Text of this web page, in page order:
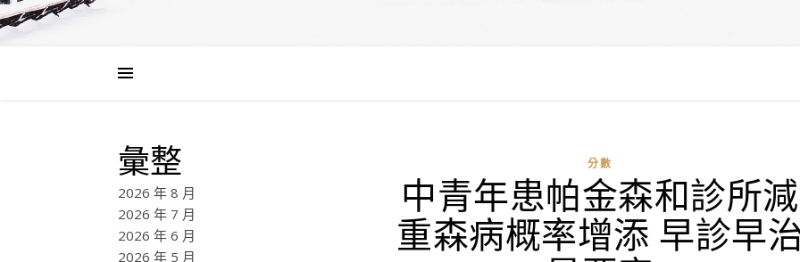
彙整
2026 年 8 月
2026 年 7 月
2026 年 6 月
2026 年 5 月
分數
中青年患帕金森和診所減
重森病概率增添 早診早